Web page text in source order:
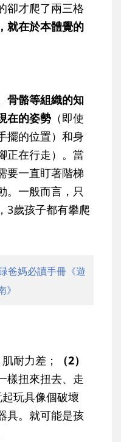
卻才爬了兩三格
就在於本體覺的
骨骼等組織的知
在的姿勢 （即使
擺的位置）和身
正在行走）。當
要一直盯著階梯
。一般而言，只
3歲孩子都有攀爬
爸媽必讀手冊《遊
肌耐力差；
（2）
樣扭來扭去、走
玩具像個破壞
具。就可能是孩